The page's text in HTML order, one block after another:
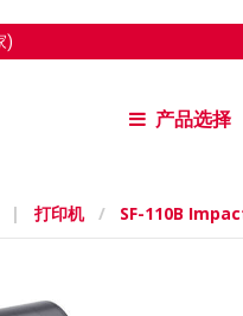
)
产品选择
| 打印机 / SF-110B